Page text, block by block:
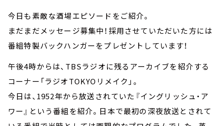
今日も素敵な酒場エピソードをご紹介。
まだまだメッセージ募集中！採用させていただいた方には
番組特製バックハンガーをプレゼントしています！
午後4時からは、TBSラジオに残るアーカイブを紹介する
コーナー「ラジオTOKYOリメイク」。
今日は、1952年から放送されていた『イングリッシュ・ア
ワー』という番組を紹介。日本で最初の深夜放送とされて